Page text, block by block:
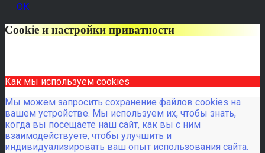
OK
Cookie и настройки приватности
Как мы используем cookies
Мы можем запросить сохранение файлов cookies на
вашем устройстве. Мы используем их, чтобы знать,
когда вы посещаете наш сайт, как вы с ним
взаимодействуете, чтобы улучшить и
индивидуализировать ваш опыт использования сайта.